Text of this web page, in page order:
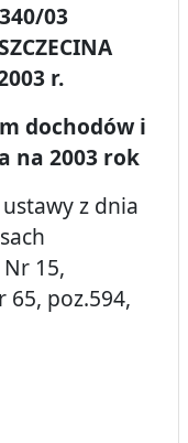
03
r.
dochodów i
na 2003 rok
z dnia
15,
65, poz.594,